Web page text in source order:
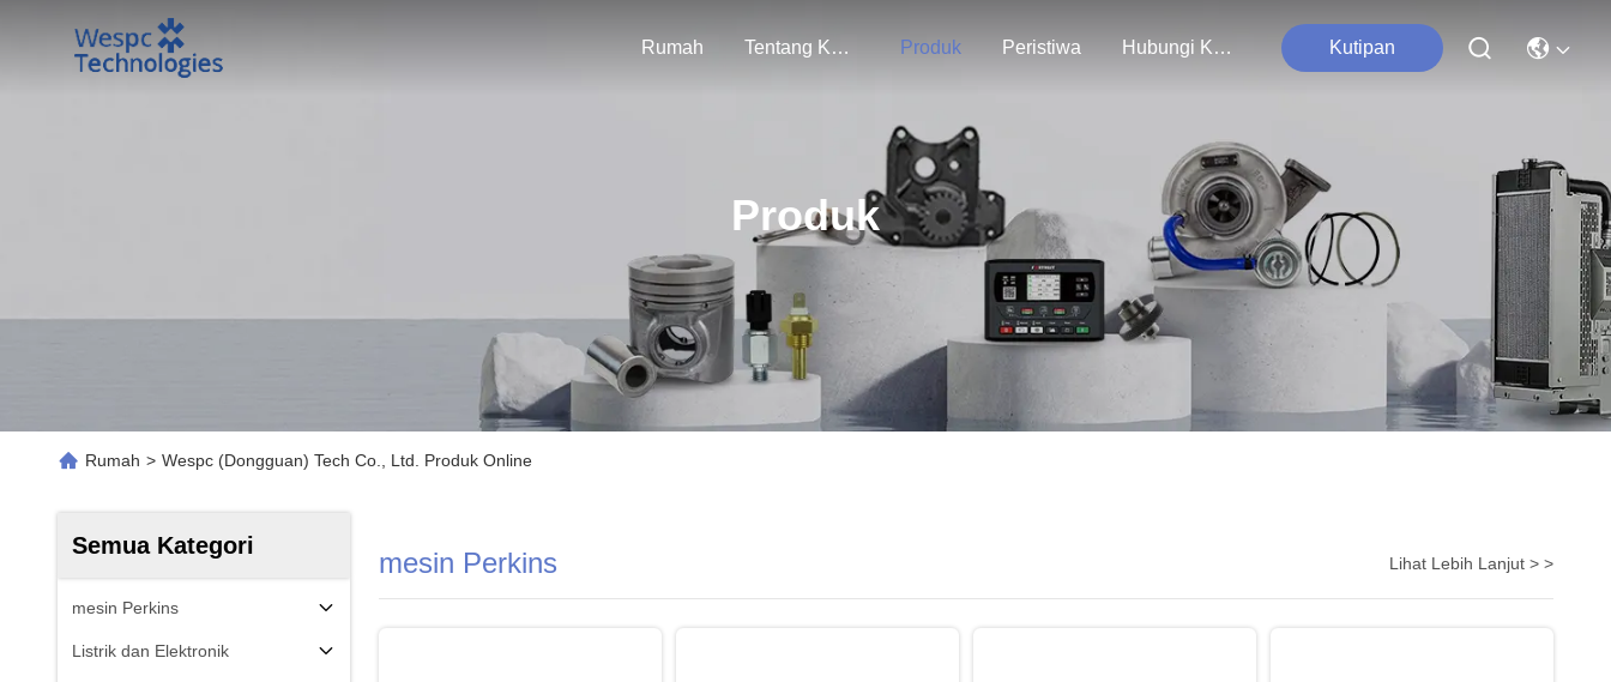
Rumah Tentang Kami Produk Peristiwa Hubungi Kami Kutipan
Produk
Rumah > Wespc (Dongguan) Tech Co., Ltd. Produk Online
Semua Kategori
mesin Perkins
Listrik dan Elektronik
mesin Perkins Lihat Lebih Lanjut > >